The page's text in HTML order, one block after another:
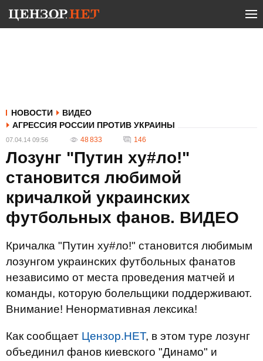
НОВОСТИ
ВИДЕО
АГРЕССИЯ РОССИИ ПРОТИВ УКРАИНЫ
07.04.14 09:56 48 833 146
Лозунг "Путин ху#ло!"
становится любимой
кричалкой украинских
футбольных фанов. ВИДЕО
Кричалка "Путин ху#ло!" становится любимым
лозунгом украинских футбольных фанатов
независимо от места проведения матчей и
команды, которую болельщики поддерживают.
Внимание! Ненормативная лексика!
Как сообщает Цензор.НЕТ, в этом туре лозунг
объединил фанов киевского "Динамо" и